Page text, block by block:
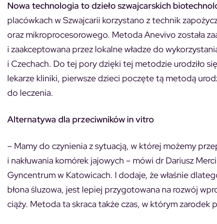
Nowa technologia to dzieło szwajcarskich
placówkach w Szwajcarii korzystano z technik
oraz mikroprocesorowego. Metoda Anevivo została
i zaakceptowana przez lokalne władze do
i Czechach. Do tej pory dzięki tej metodzie urodziło
lekarze kliniki, pierwsze dzieci poczęte tą metodą
do leczenia.
Alternatywa dla przeciwników in vitro
– Mamy do czynienia z sytuacją, w której możemy
i nakłuwania komórek jajowych – mówi dr Dariusz
Gyncentrum w Katowicach. I dodaje, że właśnie
błona śluzowa, jest lepiej przygotowana na rozwój
ciąży. Metoda ta skraca także czas, w którym zarodek